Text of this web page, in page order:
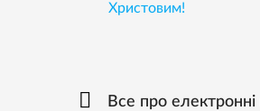
Христовим!
Все про електронні